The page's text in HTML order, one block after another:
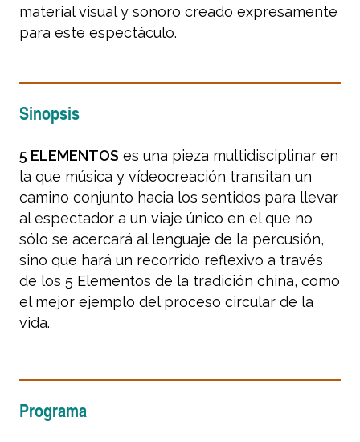
material visual y sonoro creado expresamente
para este espectáculo.
Sinopsis
5 ELEMENTOS es una pieza multidisciplinar en
la que música y vídeocreación transitan un
camino conjunto hacia los sentidos para llevar
al espectador a un viaje único en el que no
sólo se acercará al lenguaje de la percusión,
sino que hará un recorrido reflexivo a través
de los 5 Elementos de la tradición china, como
el mejor ejemplo del proceso circular de la
vida.
Programa